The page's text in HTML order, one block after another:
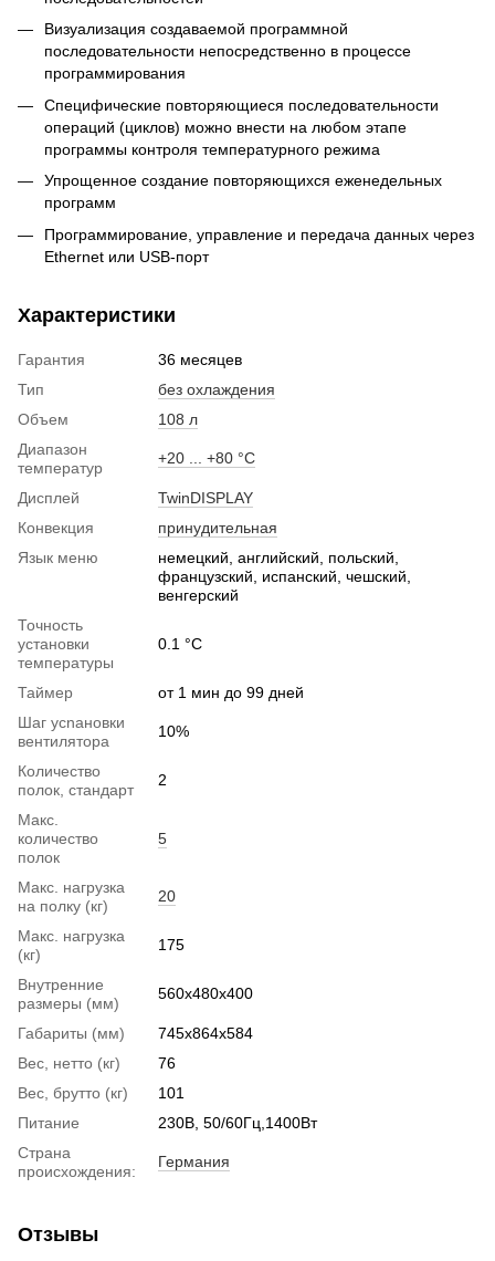
Визуализация создаваемой программной
последовательности непосредственно в процессе
программирования
Специфические повторяющиеся последовательности
операций (циклов) можно внести на любом этапе
программы контроля температурного режима
Упрощенное создание повторяющихся еженедельных
программ
Программирование, управление и передача данных через
Ethernet или USB-порт
Характеристики
Гарантия
36 месяцев
Тип
без охлаждения
Объем
108 л
Диапазон
температур
+20 ... +80 °С
Дисплей
TwinDISPLAY
Конвекция
принудительная
Язык меню
немецкий, английский, польский,
французский, испанский, чешский,
венгерский
Точность
установки
температуры
0.1 °C
Таймер
от 1 мин до 99 дней
Шаг уcnановки
вентилятора
10%
Количество
полок, стандарт
2
Макс.
количество
полок
5
Макс. нагрузка
на полку (кг)
20
Макс. нагрузка
(кг)
175
Внутренние
размеры (мм)
560x480x400
Габариты (мм)
745x864x584
Вес, нетто (кг)
76
Вес, брутто (кг)
101
Питание
230В, 50/60Гц,1400Вт
Страна
происхождения:
Германия
Отзывы